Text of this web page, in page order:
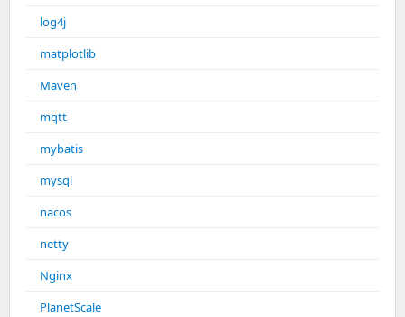
log4j
matplotlib
Maven
mqtt
mybatis
mysql
nacos
netty
Nginx
PlanetScale